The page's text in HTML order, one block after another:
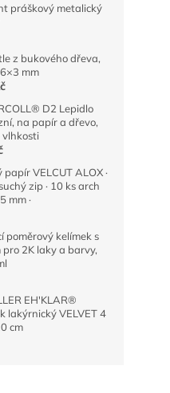
práškový metalický
z bukového dřeva,
mm
D2 Lepidlo
na papír a dřevo,
vlhkosti
papír VELCUT ALOX ·
zip · 10 ks arch
mm ·
poměrový kelímek s
pro 2K laky a barvy,
EH'KLAR®
lakýrnický VELVET 4
cm